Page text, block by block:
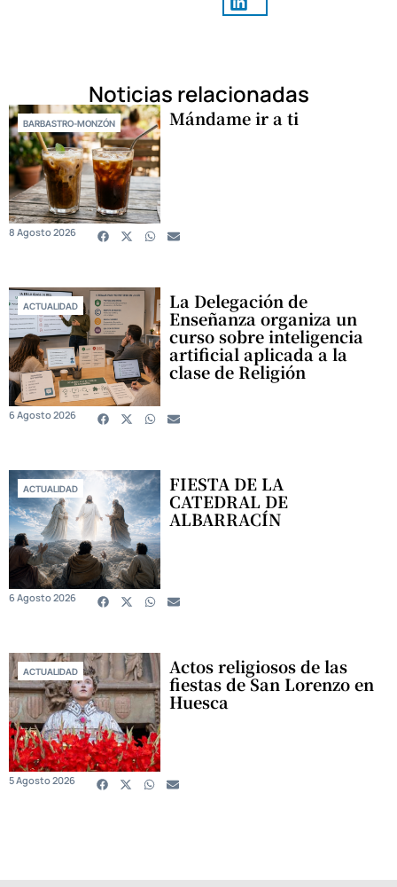
Noticias relacionadas
BARBASTRO-MONZÓN Mándame ir a ti
8 Agosto 2026
ACTUALIDAD La Delegación de
Enseñanza organiza un
curso sobre inteligencia
artificial aplicada a la
clase de Religión
6 Agosto 2026
ACTUALIDAD FIESTA DE LA
CATEDRAL DE
ALBARRACÍN
6 Agosto 2026
ACTUALIDAD Actos religiosos de las
fiestas de San Lorenzo en
Huesca
5 Agosto 2026